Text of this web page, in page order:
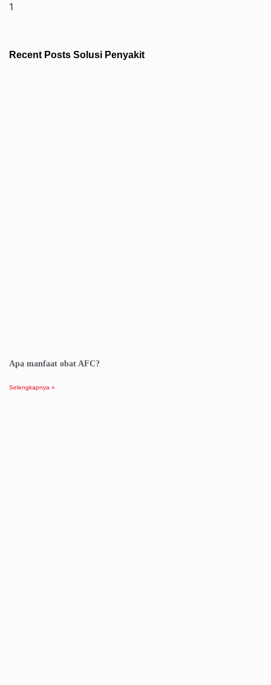
Recent Posts Solusi Penyakit
Apa manfaat obat AFC?
Selengkapnya »